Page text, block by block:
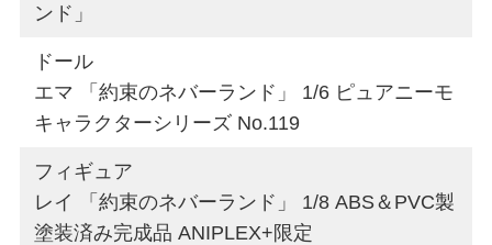
ンド」
ドール
エマ 「約束のネバーランド」 1/6 ピュアニーモ
キャラクターシリーズ No.119
フィギュア
レイ 「約束のネバーランド」 1/8 ABS＆PVC製
塗装済み完成品 ANIPLEX+限定